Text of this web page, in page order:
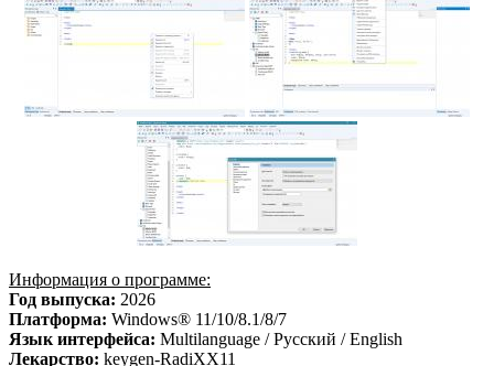
Информация о программе:
Год выпуска: 2026
Платформа: Windows® 11/10/8.1/8/7
Язык интерфейса: Multilanguage / Русский / English
Лекарство: keygen-RadiXX11